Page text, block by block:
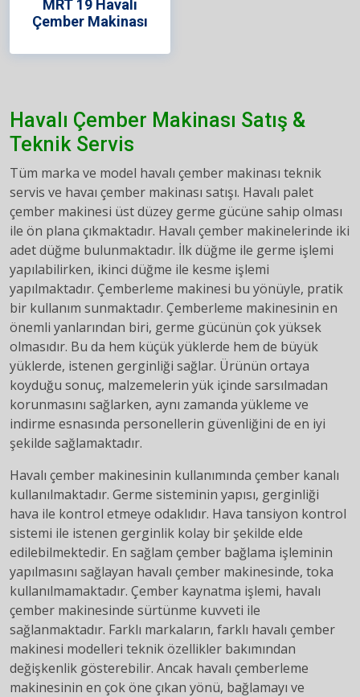
MRT 19 Havalı
Çember Makinası
Havalı Çember Makinası Satış &
Teknik Servis
Tüm marka ve model havalı çember makinası teknik
servis ve havaı çember makinası satışı. Havalı palet
çember makinesi üst düzey germe gücüne sahip olması
ile ön plana çıkmaktadır. Havalı çember makinelerinde iki
adet düğme bulunmaktadır. İlk düğme ile germe işlemi
yapılabilirken, ikinci düğme ile kesme işlemi
yapılmaktadır. Çemberleme makinesi bu yönüyle, pratik
bir kullanım sunmaktadır. Çemberleme makinesinin en
önemli yanlarından biri, germe gücünün çok yüksek
olmasıdır. Bu da hem küçük yüklerde hem de büyük
yüklerde, istenen gerginliği sağlar. Ürünün ortaya
koyduğu sonuç, malzemelerin yük içinde sarsılmadan
korunmasını sağlarken, aynı zamanda yükleme ve
indirme esnasında personellerin güvenliğini de en iyi
şekilde sağlamaktadır.
Havalı çember makinesinin kullanımında çember kanalı
kullanılmaktadır. Germe sisteminin yapısı, gerginliği
hava ile kontrol etmeye odaklıdır. Hava tansiyon kontrol
sistemi ile istenen gerginlik kolay bir şekilde elde
edilebilmektedir. En sağlam çember bağlama işleminin
yapılmasını sağlayan havalı çember makinesinde, toka
kullanılmamaktadır. Çember kaynatma işlemi, havalı
çember makinesinde sürtünme kuvveti ile
sağlanmaktadır. Farklı markaların, farklı havalı çember
makinesi modelleri teknik özellikler bakımından
değişkenlik gösterebilir. Ancak havalı çemberleme
makinesinin en çok öne çıkan yönü, bağlamayı ve